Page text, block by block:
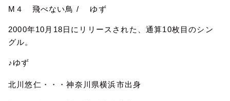
M ４ 飛べない鳥 / ゆず
2000年10 月 18日にリリースされた、通算10枚目のシン
グル。
♪ゆず
北川悠仁・・・神奈川県横浜市出身